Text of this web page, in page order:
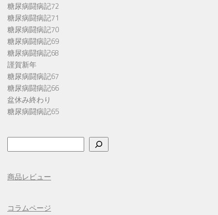
糖尿病闘病記72
糖尿病闘病記71
糖尿病闘病記70
糖尿病闘病記69
糖尿病闘病記68
謹賀新年
糖尿病闘病記67
糖尿病闘病記66
盆休み終わり
糖尿病闘病記65
索
商品レビュー
コラムページ